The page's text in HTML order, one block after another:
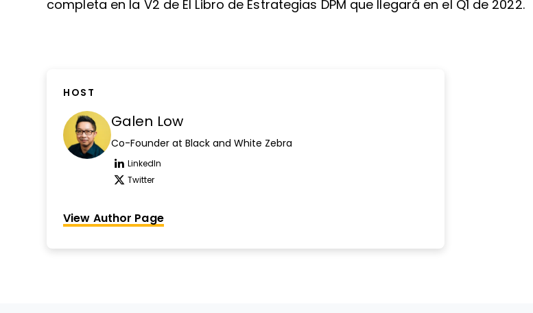
completa en la V2 de El Libro de Estrategias DPM que llegará en el Q1 de 2022.
HOST
Galen Low
Co-Founder at Black and White Zebra
LinkedIn
Opens new window
Twitter
Opens new window
View Author Page